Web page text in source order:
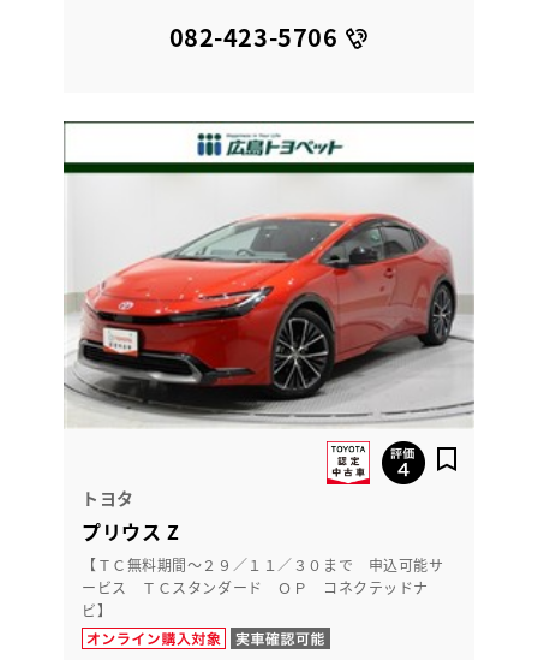
082-423-5706
トヨタ
プリウス Z
【ＴＣ無料期間～２９／１１／３０まで 申込可能サ
ービス ＴＣスタンダード ＯＰ コネクテッドナ
ビ】